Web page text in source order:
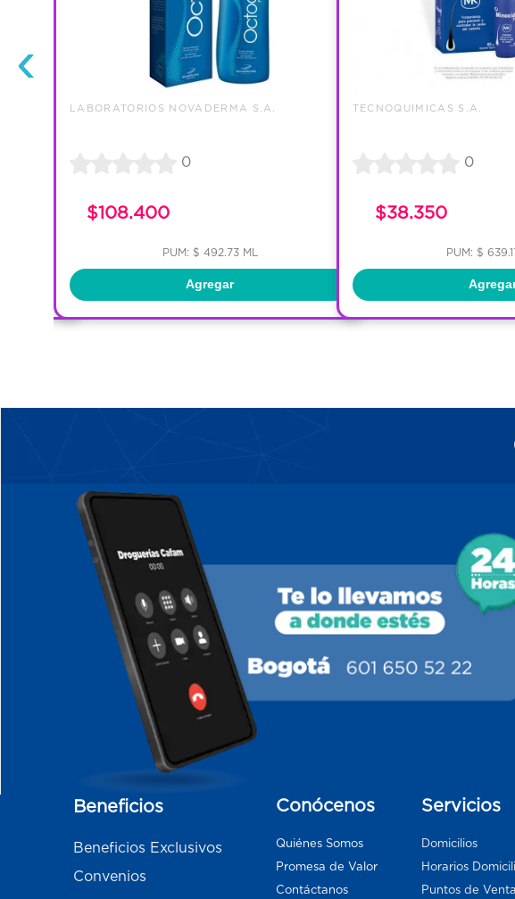
‹
LABORATORIOS NOVADERMA S.A.
0
$108.400
PUM: $ 492.73 ML
Agregar
TECNOQUIMICAS S.A.
0
$38.350
PUM: $
Beneficios
Beneficios Exclusivos
Convenios
Conócenos
Quiénes Somos
Promesa de Valor
Contáctanos
Servicios
Domicilios
Horarios
Puntos de Venta